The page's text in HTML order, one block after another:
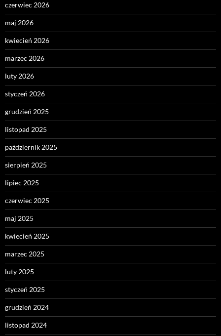
czerwiec 2026
maj 2026
kwiecień 2026
marzec 2026
luty 2026
styczeń 2026
grudzień 2025
listopad 2025
październik 2025
sierpień 2025
lipiec 2025
czerwiec 2025
maj 2025
kwiecień 2025
marzec 2025
luty 2025
styczeń 2025
grudzień 2024
listopad 2024